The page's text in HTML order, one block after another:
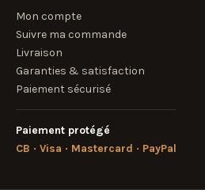
Mon compte
Suivre ma commande
Livraison
Garanties & satisfaction
Paiement sécurisé
Paiement protégé
CB · Visa · Mastercard · PayPal